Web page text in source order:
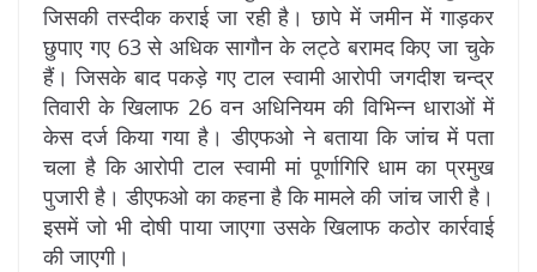
जिसकी तस्दीक कराई जा रही है। छापे में जमीन में गाड़कर
छुपाए गए 63 से अधिक सागौन के लट्ठे बरामद किए जा चुके
हैं। जिसके बाद पकड़े गए टाल स्वामी आरोपी जगदीश चन्द्र
तिवारी के खिलाफ 26 वन अधिनियम की विभिन्न धाराओं में
केस दर्ज किया गया है। डीएफओ ने बताया कि जांच में पता
चला है कि आरोपी टाल स्वामी मां पूर्णागिरि धाम का प्रमुख
पुजारी है। डीएफओ का कहना है कि मामले की जांच जारी है।
इसमें जो भी दोषी पाया जाएगा उसके खिलाफ कठोर कार्रवाई
की जाएगी।